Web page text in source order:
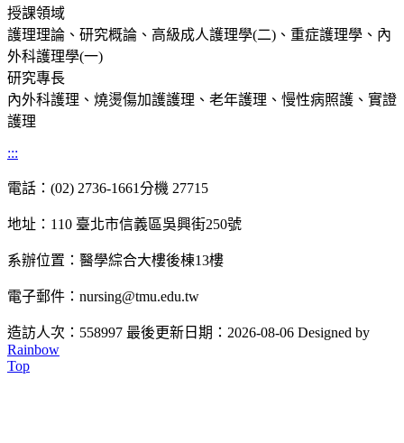
授課領域
護理理論、研究概論、高級成人護理學(二)、重症護理學、內
外科護理學(一)
研究專長
內外科護理、燒燙傷加護護理、老年護理、慢性病照護、實證
護理
:::
電話：(02) 2736-1661分機 27715
地址：110 臺北市信義區吳興街250號
系辦位置：醫學綜合大樓後棟13樓
電子郵件：nursing@tmu.edu.tw
造訪人次：558997 最後更新日期：2026-08-06 Designed by
Rainbow
Top